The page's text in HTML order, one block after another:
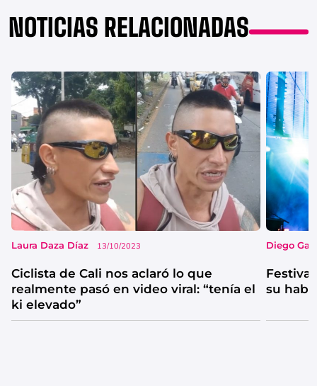
NOTICIAS RELACIONADAS
Laura Daza Díaz 13/10/2023
Ciclista de Cali nos aclaró lo que
realmente pasó en video viral: “tenía el
ki elevado”
Diego
su